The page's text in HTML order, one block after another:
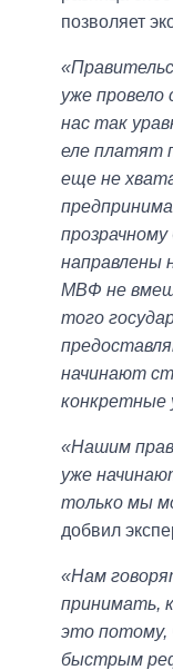
позволяет
уже провело
нас так
еле платят
еще не
направлены
МВФ не
того
начинают
конкретные
«Нашим
уже
только мы
добвил
«Нам
принимать,
это потому,
быстрым